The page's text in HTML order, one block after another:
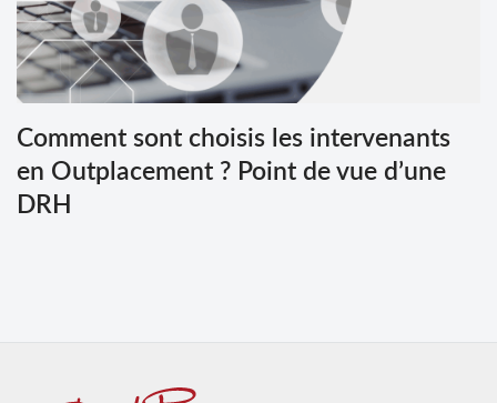
Comment sont choisis les intervenants
en Outplacement ? Point de vue d’une
DRH